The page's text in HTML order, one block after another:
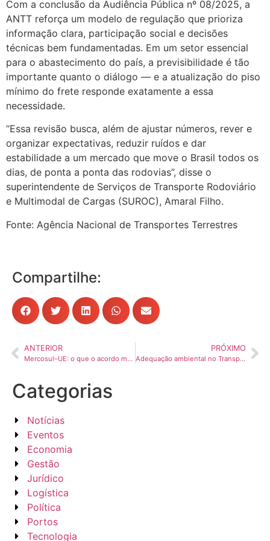
Com a conclusão da Audiência Pública nº 08/2025, a
ANTT reforça um modelo de regulação que prioriza
informação clara, participação social e decisões
técnicas bem fundamentadas. Em um setor essencial
para o abastecimento do país, a previsibilidade é tão
importante quanto o diálogo — e a atualização do piso
mínimo do frete responde exatamente a essa
necessidade.
“Essa revisão busca, além de ajustar números, rever e
organizar expectativas, reduzir ruídos e dar
estabilidade a um mercado que move o Brasil todos os
dias, de ponta a ponta das rodovias”, disse o
superintendente de Serviços de Transporte Rodoviário
e Multimodal de Cargas (SUROC), Amaral Filho.
Fonte: Agência Nacional de Transportes Terrestres
Compartilhe:
ANTERIOR
Mercosul–UE: o que o acordo muda na estratégia das montadoras de caminhões no Brasil
PRÓXIMO
Adequação ambiental no Transporte Rodoviário de Cargas passa a ser prioridade para as empresas
Categorias
Notícias
Eventos
Economia
Gestão
Jurídico
Logística
Política
Portos
Tecnologia